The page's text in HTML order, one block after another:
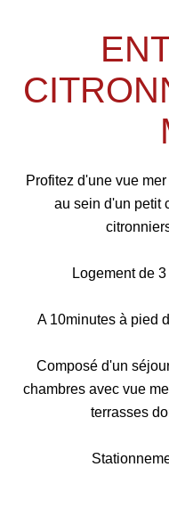
Profitez d'une vue
au sein d'un petit
Logement de
A 10minutes à pied
Composé d'un
chambres avec vue
terrasses